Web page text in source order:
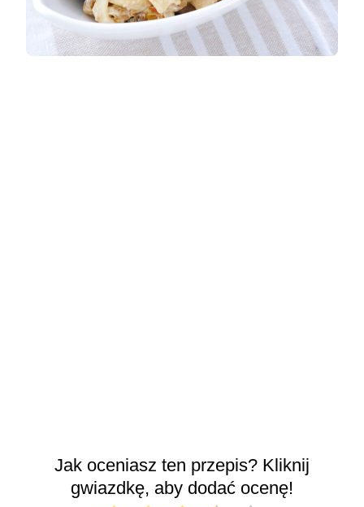
Jak oceniasz ten przepis? Kliknij
gwiazdkę, aby dodać ocenę!